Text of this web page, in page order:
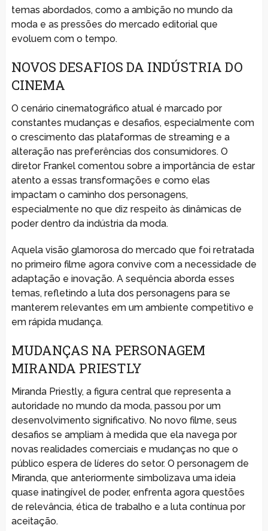
temas abordados, como a ambição no mundo da
moda e as pressões do mercado editorial que
evoluem com o tempo.
NOVOS DESAFIOS DA INDÚSTRIA DO
CINEMA
O cenário cinematográfico atual é marcado por
constantes mudanças e desafios, especialmente com
o crescimento das plataformas de streaming e a
alteração nas preferências dos consumidores. O
diretor Frankel comentou sobre a importância de estar
atento a essas transformações e como elas
impactam o caminho dos personagens,
especialmente no que diz respeito às dinâmicas de
poder dentro da indústria da moda.
Aquela visão glamorosa do mercado que foi retratada
no primeiro filme agora convive com a necessidade de
adaptação e inovação. A sequência aborda esses
temas, refletindo a luta dos personagens para se
manterem relevantes em um ambiente competitivo e
em rápida mudança.
MUDANÇAS NA PERSONAGEM
MIRANDA PRIESTLY
Miranda Priestly, a figura central que representa a
autoridade no mundo da moda, passou por um
desenvolvimento significativo. No novo filme, seus
desafios se ampliam à medida que ela navega por
novas realidades comerciais e mudanças no que o
público espera de líderes do setor. O personagem de
Miranda, que anteriormente simbolizava uma ideia
quase inatingível de poder, enfrenta agora questões
de relevância, ética de trabalho e a luta contínua por
aceitação.